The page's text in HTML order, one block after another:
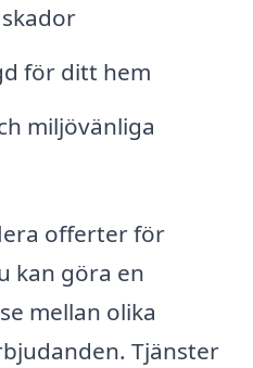
för ditt hem
miljövänliga
offerter för
kan göra en
mellan olika
Tjänster